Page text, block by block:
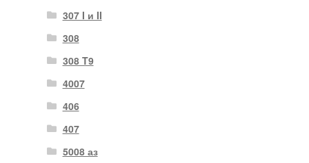
307 I и II
308
308 T9
4007
406
407
5008 аз